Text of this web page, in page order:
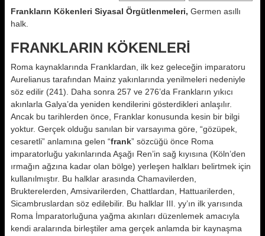
Frankların Kökenleri Siyasal Örgütlenmeleri, Germen asıllı
halk.
FRANKLARIN KÖKENLERİ
Roma kaynaklarında Franklardan, ilk kez geleceğin imparatoru
Aurelianus tarafından Mainz yakınlarında yenilmeleri nedeniyle
söz edilir (241). Daha sonra 257 ve 276’da Frankların yıkıcı
akınlarla Galya’da yeniden kendilerini gösterdikleri anlaşılır.
Ancak bu tarihlerden önce, Franklar konusunda kesin bir bilgi
yoktur. Gerçek olduğu sanılan bir varsayıma göre, “gözüpek,
cesaretli” anlamına gelen “frank” sözcüğü önce Roma
imparatorluğu yakınlarında Aşağı Ren’in sağ kıyısına (Köln’den
ırmağın ağzına kadar olan bölge) yerleşen halkları belirtmek için
kullanılmıştır. Bu halklar arasında Chamavilerden,
Brukterelerden, Amsivarilerden, Chattlardan, Hattuarilerden,
Sicambruslardan söz edilebilir. Bu halklar III. yy’ın ilk yarısında
Roma İmparatorluğuna yağma akınları düzenlemek amacıyla
kendi aralarında birleştiler ama gerçek anlamda bir kaynaşma